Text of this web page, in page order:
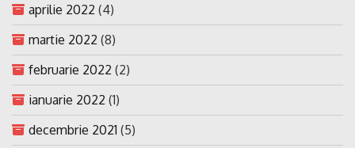
aprilie 2022 (4)
martie 2022 (8)
februarie 2022 (2)
ianuarie 2022 (1)
decembrie 2021 (5)